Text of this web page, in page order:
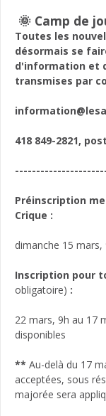
🌞 Camp de
Toutes les
désormais se
d'information et
transmises par
418 849-2821,
Préinscription
Crique :
dimanche 15
Inscription pour
obligatoire) :
22 mars, 9h au 17
disponibles
** Au-delà du 17
acceptées, sous
majorée sera